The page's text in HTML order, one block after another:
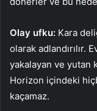
Olay ufku: Kara
olarak adlandırılır.
yakalayan ve yutan
Horizon içindeki
kaçamaz.